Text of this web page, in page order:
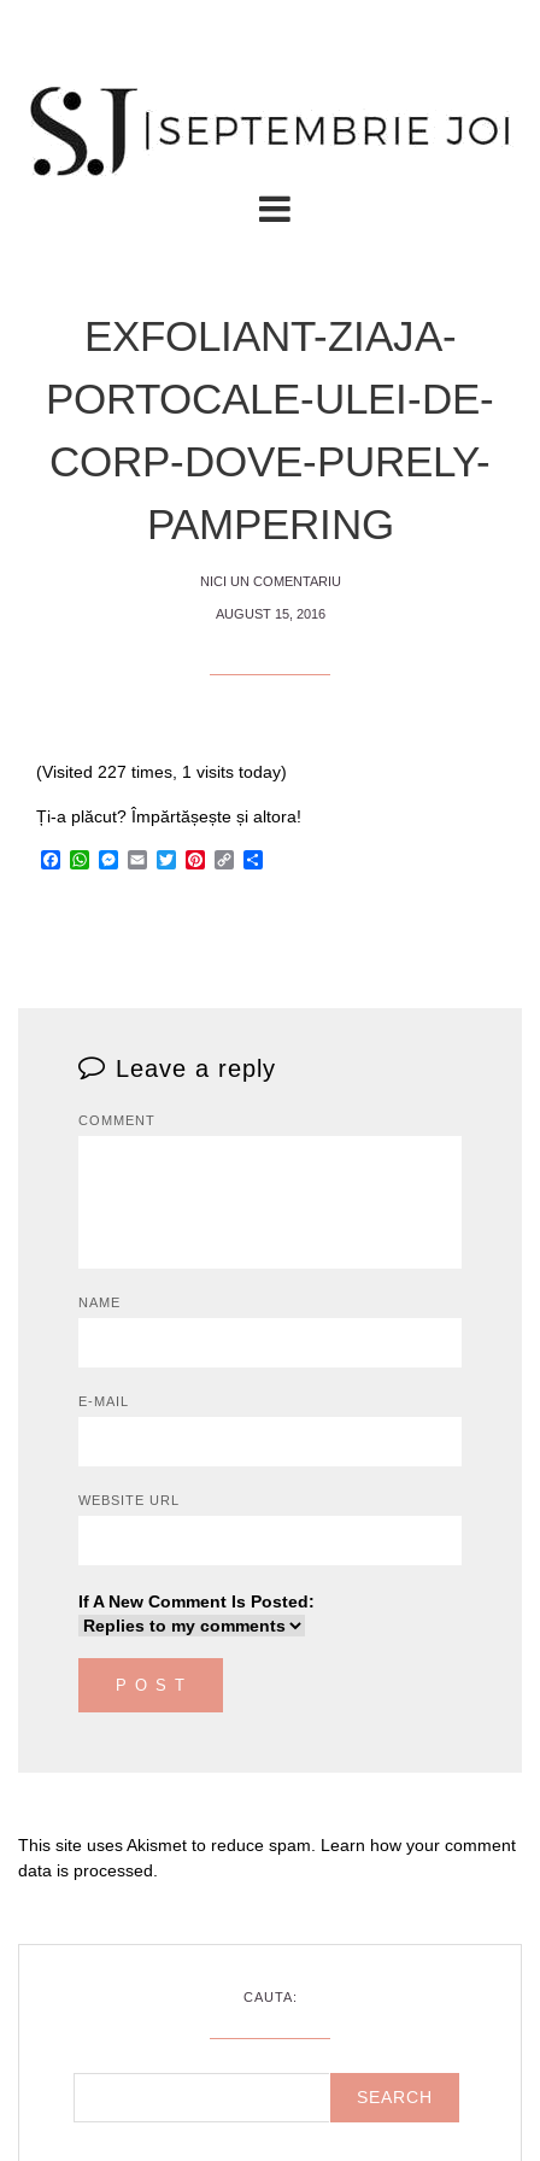
EXFOLIANT-ZIAJA-
PORTOCALE-ULEI-DE-
CORP-DOVE-PURELY-
PAMPERING
NICI UN COMENTARIU
AUGUST 15, 2016
(Visited 227 times, 1 visits today)
Ți-a plăcut? Împărtășește și altora!
Facebook
WhatsApp
Messenger
EmailTwitterPinterest
Copy
Leave a reply
COMMENT
NAME
E-MAIL
WEBSITE URL
If A New Comment Is Posted:
This site uses Akismet to reduce spam. Learn how your comment
data is processed
CAUTA: